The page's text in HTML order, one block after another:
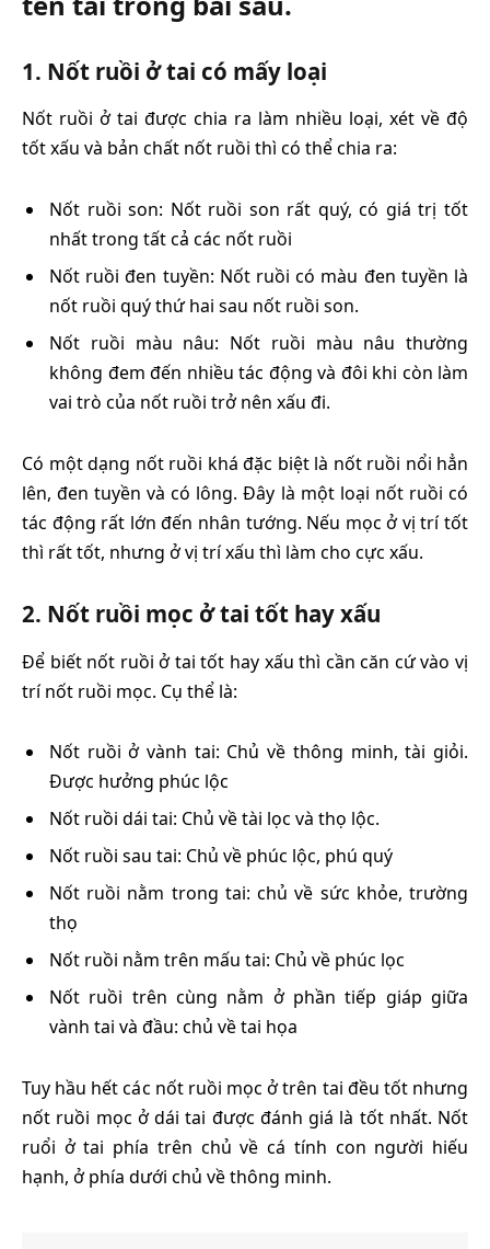
1. Nốt ruồi ở tai có mấy loại
Nốt ruồi ở tai được chia ra làm nhiều loại, xét về độ
tốt xấu và bản chất nốt ruồi thì có thể chia ra:
Nốt ruồi son: Nốt ruồi son rất quý, có giá trị tốt
nhất trong tất cả các nốt ruồi
Nốt ruồi đen tuyền: Nốt ruồi có màu đen tuyền là
nốt ruồi quý thứ hai sau nốt ruồi son.
Nốt ruồi màu nâu: Nốt ruồi màu nâu thường
không đem đến nhiều tác động và đôi khi còn làm
vai trò của nốt ruồi trở nên xấu đi.
Có một dạng nốt ruồi khá đặc biệt là nốt ruồi nổi hẳn
lên, đen tuyền và có lông. Đây là một loại nốt ruồi có
tác động rất lớn đến nhân tướng. Nếu mọc ở vị trí tốt
thì rất tốt, nhưng ở vị trí xấu thì làm cho cực xấu.
2. Nốt ruồi mọc ở tai tốt hay xấu
Để biết nốt ruồi ở tai tốt hay xấu thì cần căn cứ vào vị
trí nốt ruồi mọc. Cụ thể là:
Nốt ruồi ở vành tai: Chủ về thông minh, tài giỏi.
Được hưởng phúc lộc
Nốt ruồi dái tai: Chủ về tài lọc và thọ lộc.
Nốt ruồi sau tai: Chủ về phúc lộc, phú quý
Nốt ruồi nằm trong tai: chủ về sức khỏe, trường
thọ
Nốt ruồi nằm trên mấu tai: Chủ về phúc lọc
Nốt ruồi trên cùng nằm ở phần tiếp giáp giữa
vành tai và đầu: chủ về tai họa
Tuy hầu hết các nốt ruồi mọc ở trên tai đều tốt nhưng
nốt ruồi mọc ở dái tai được đánh giá là tốt nhất. Nốt
ruổi ở tai phía trên chủ về cá tính con người hiếu
hạnh, ở phía dưới chủ về thông minh.